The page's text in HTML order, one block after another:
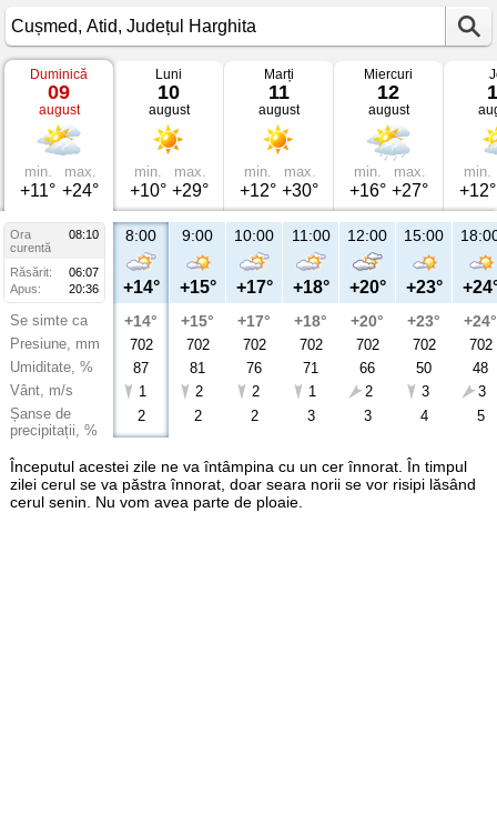
Vremea
Cușmed
Atid,
Județul
Harghita
Duminică
09
august
min.
+11°
max.
+24°
Luni
10
august
min.
+10°
max.
+29°
Marți
11
august
min.
+12°
max.
+30°
Miercuri
12
august
min.
+16°
max.
+27°
min.
+12°
Ora
08:10
curentă
Răsărit:
06:07
Apus:
20:36
Se simte ca
Presiune, mm
Umiditate, %
Vânt, m/s
Șanse de
precipitații, %
8:00
+14°
+14°
702
87
1
2
9:00
+15°
+15°
702
81
2
2
10:00
+17°
+17°
702
76
2
2
11:00
+18°
+18°
702
71
1
3
12:00
+20°
+20°
702
66
2
3
15:00
+23°
+23°
702
50
3
4
+24°
702
48
3
5
Începutul acestei zile ne va întâmpina cu un cer înnorat. În timpul
zilei cerul se va păstra înnorat, doar seara norii se vor risipi lăsând
cerul senin. Nu vom avea parte de ploaie.